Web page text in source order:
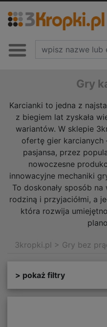
Gry
Karcianki to jedna z
z biegiem lat zyskała
wariantów. W sklepie
ofertę gier karcianych
pasjansa, przez
nowoczesne
innowacyjne mechaniki
To doskonały sposób
rodziną i przyjaciółmi, a
która rozwija
3kropki.pl > Gry bez
> pokaż filtry